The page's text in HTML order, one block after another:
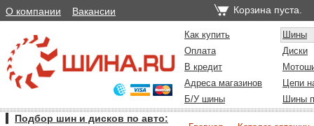
О компании Вакансии Корзина пуста.
Как купить
Шины
Оплата
Диски
В кредит
Адреса магазинов
Цепи
Б/У шины
Шины
Подбор шин и дисков по авто: